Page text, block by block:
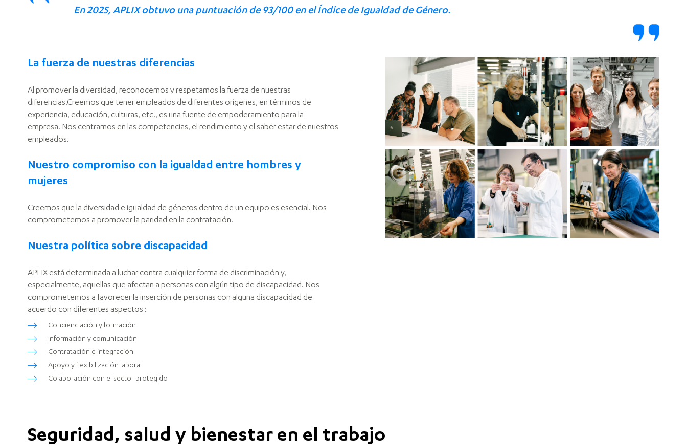
En 2025, APLIX obtuvo una puntuación de 93/100 en el Índice de Igualdad de Género.
La fuerza de nuestras diferencias
Al promover la diversidad, reconocemos y respetamos la fuerza de nuestras
diferencias.Creemos que tener empleados de diferentes orígenes, en términos de
experiencia, educación, culturas, etc., es una fuente de empoderamiento para la
empresa. Nos centramos en las competencias, el rendimiento y el saber estar de nuestros
empleados.
Nuestro compromiso con la igualdad entre hombres y
mujeres
Creemos que la diversidad e igualdad de géneros dentro de un equipo es esencial. Nos
comprometemos a promover la paridad en la contratación.
Nuestra política sobre discapacidad
APLIX está determinada a luchar contra cualquier forma de discriminación y,
especialmente, aquellas que afectan a personas con algún tipo de discapacidad. Nos
comprometemos a favorecer la inserción de personas con alguna discapacidad de
acuerdo con diferentes aspectos :
Concienciación y formación
Información y comunicación
Contratación e integración
Apoyo y flexibilización laboral
Colaboración con el sector protegido
Seguridad, salud y bienestar en el trabajo